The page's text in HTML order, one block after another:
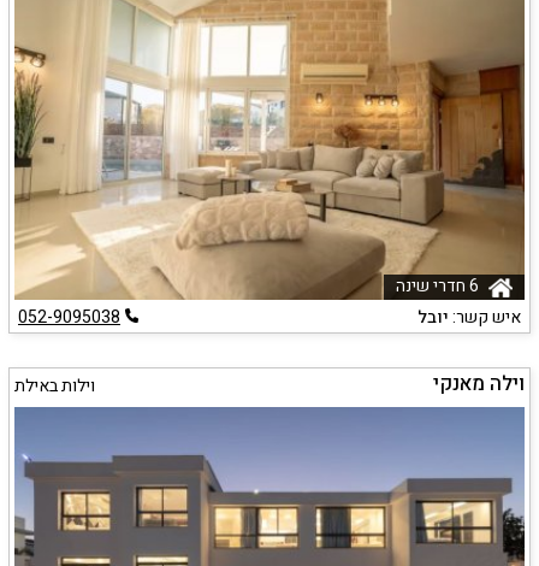
איש קשר:יובל 052-9095038
וילה מאנקי וילות באילת